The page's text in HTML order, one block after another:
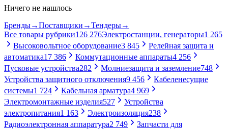
Ничего не нашлось
Бренды→Поставщики →Тендеры→
Все товары рубрики126 276Электростанции, генераторы1 265
Высоковольтное оборудование3 845
Релейная защита и
автоматика17 386 Коммутационные аппараты4 256
Пусковые устройства282 Молниезащита и заземление748
Устройства защитного отключения9 456
Кабеленесущие
системы1 724 Кабельная арматура4 969
Электромонтажные изделия527
Устройства
электропитания1 163 Электроизоляция238
Радиоэлектронная аппаратура2 749
Запчасти для